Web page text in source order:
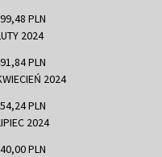
PLN
2024
PLN
2024
PLN
2024
PLN